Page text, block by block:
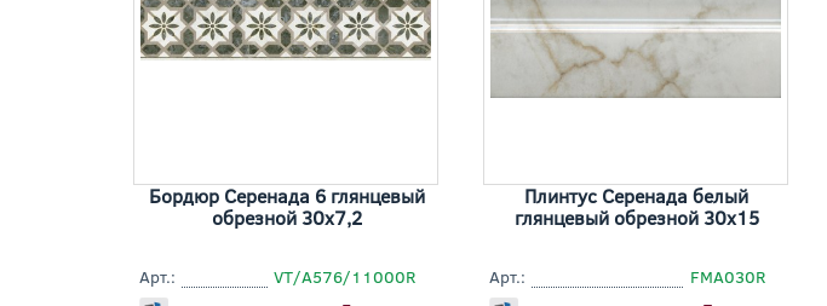
Бордюр Серенада 6 глянцевый
обрезной 30x7,2
Арт.:
VT/A576/11000R
Плинтус Серенада белый
глянцевый обрезной 30x15
Арт.:
FMA030R